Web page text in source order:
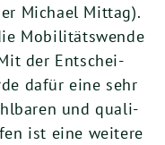
Micha­el Mit­tag).
Mobi­li­täts­wen­de
der Ent­schei­
dafür eine sehr
und qua­li­
ist eine wei­te­re